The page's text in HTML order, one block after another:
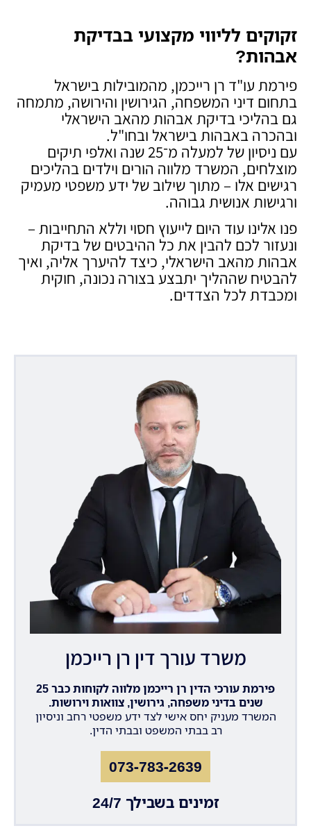
זקוקים לליווי מקצועי בבדיקת
אבהות?
פירמת עו"ד רן רייכמן, מהמובילות בישראל
בתחום דיני המשפחה, הגירושין והירושה, מתמחה
גם בהליכי בדיקת אבהות מהאב הישראלי
ובהכרה באבהות בישראל ובחו"ל.
עם ניסיון של למעלה מ־25 שנה ואלפי תיקים
מוצלחים, המשרד מלווה הורים וילדים בהליכים
רגישים אלו – מתוך שילוב של ידע משפטי מעמיק
ורגישות אנושית גבוהה.
פנו אלינו עוד היום לייעוץ חסוי וללא התחייבות –
ונעזור לכם להבין את כל ההיבטים של בדיקת
אבהות מהאב הישראלי, כיצד להיערך אליה, ואיך
להבטיח שההליך יתבצע בצורה נכונה, חוקית
ומכבדת לכל הצדדים.
משרד עורך דין רן רייכמן
פירמת עורכי הדין רן רייכמן מלווה לקוחות כבר 25
שנים בדיני משפחה, גירושין, צוואות וירושות.
המשרד מעניק יחס אישי לצד ידע משפטי רחב וניסיון
רב בבתי המשפט ובבתי הדין.
073-783-2639
זמינים בשבילך 24/7